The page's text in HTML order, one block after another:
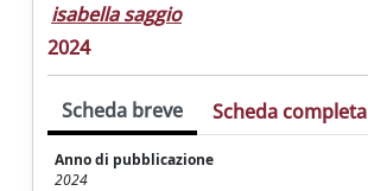
isabella saggio
2024
Scheda breve Scheda completa
Anno di pubblicazione
2024